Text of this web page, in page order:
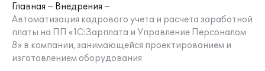
Главная
Внедрения
Автоматизация кадрового учета и расчета заработной
платы на ПП «1С:Зарплата и Управление Персоналом
8» в компании, занимающейся проектированием и
изготовлением оборудования